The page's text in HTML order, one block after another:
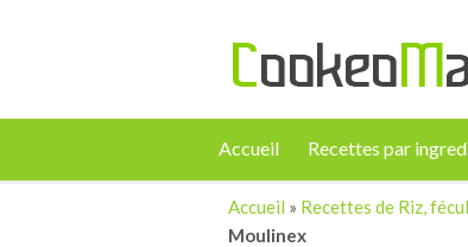
Accueil Recettes par
Accueil » Recettes de Riz,
Moulinex